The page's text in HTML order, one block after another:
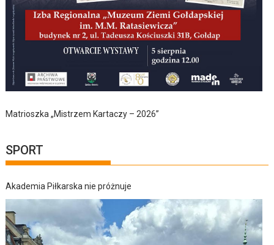
Matrioszka „Mistrzem Kartaczy – 2026”
SPORT
Akademia Piłkarska nie próżnuje